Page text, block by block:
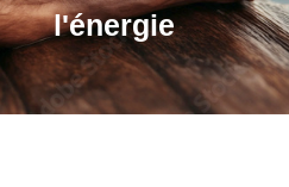
l'énergie